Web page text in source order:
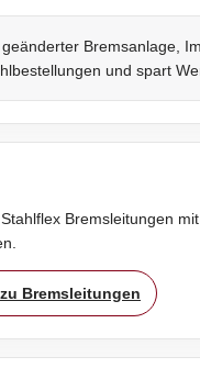
geänderter Bremsanlage,
und spart
Bremsleitungen
Bremsleitungen